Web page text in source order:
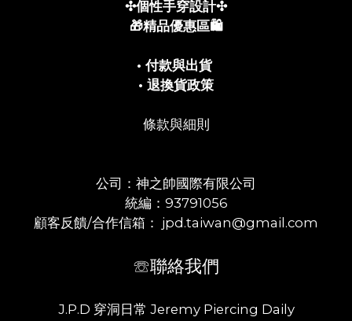
✣個性手穿設計✣
🎁精品優惠區🛍️
• 付款與出貨
• 退換貨政策
條款與細則
公司：神之帥國際有限公司
統編：93791056
顧客反饋/合作信箱： jpd.taiwan@gmail.com
☏聯絡我們
J.P.D 穿洞日常 Jeremy Piercing Daily